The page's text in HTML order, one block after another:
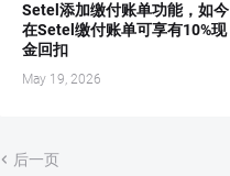
Setel添加缴付账单功能，如今
在Setel缴付账单可享有10%现
金回扣
May 19, 2026
后一页